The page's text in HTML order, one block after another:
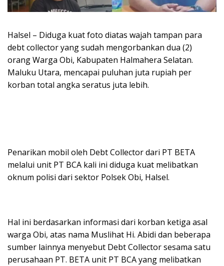
Halsel – Diduga kuat foto diatas wajah tampan para
debt collector yang sudah mengorbankan dua (2)
orang Warga Obi, Kabupaten Halmahera Selatan.
Maluku Utara, mencapai puluhan juta rupiah per
korban total angka seratus juta lebih.
Penarikan mobil oleh Debt Collector dari PT BETA
melalui unit PT BCA kali ini diduga kuat melibatkan
oknum polisi dari sektor Polsek Obi, Halsel.
Hal ini berdasarkan informasi dari korban ketiga asal
warga Obi, atas nama Muslihat Hi. Abidi dan beberapa
sumber lainnya menyebut Debt Collector sesama satu
perusahaan PT. BETA unit PT BCA yang melibatkan